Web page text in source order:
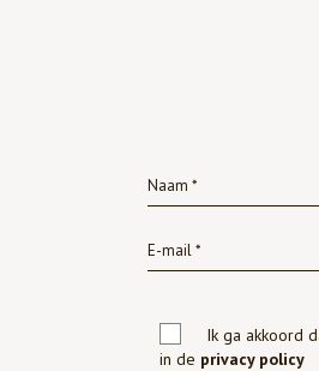
Ik ga akkoord
in de privacy policy